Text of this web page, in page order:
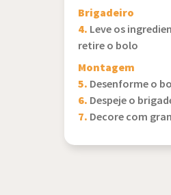
Brigadeiro
4. Leve os
retire o bolo
Montagem
5. Desenforme o
6. Despeje o
7. Decore com